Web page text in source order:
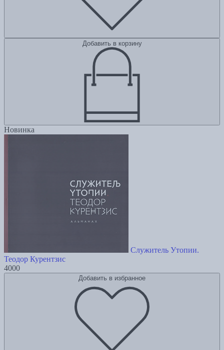
Добавить в корзину
Новинка
Служитель Утопии.
Теодор Курентзис
4000
Добавить в избранное